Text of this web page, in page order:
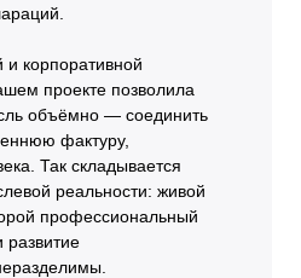
корпоративной
проекте позволила
объёмно — соединить
фактуру,
Так складывается
реальности: живой
профессиональный
развитие